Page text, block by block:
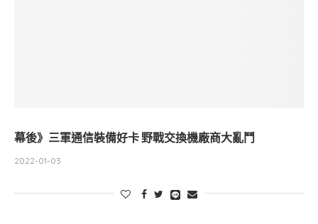
幕後》三軍通信裝備好卡 野戰交換機廠商大亂鬥
2022-01-03